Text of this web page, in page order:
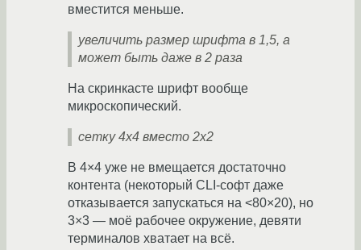
вместится меньше.
увеличить размер шрифта в 1,5, а
может быть даже в 2 раза
На скринкасте шрифт вообще
микроскопический.
сетку 4х4 вместо 2х2
В 4×4 уже не вмещается достаточно
контента (некоторый CLI-софт даже
отказывается запускаться на <80×20), но
3×3 — моё рабочее окружение, девяти
терминалов хватает на всё.